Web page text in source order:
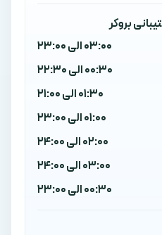
بروکر
03:00 الی 23:00
00:30 الی 22:30
01:30 الی 21:00
01:00 الی 23:00
02:00 الی 24:00
03:00 الی 24:00
00:30 الی 23:00